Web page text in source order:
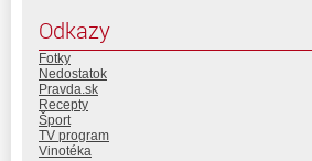
Odkazy
Fotky
Nedostatok
Pravda.sk
Recepty
Šport
TV program
Vinotéka